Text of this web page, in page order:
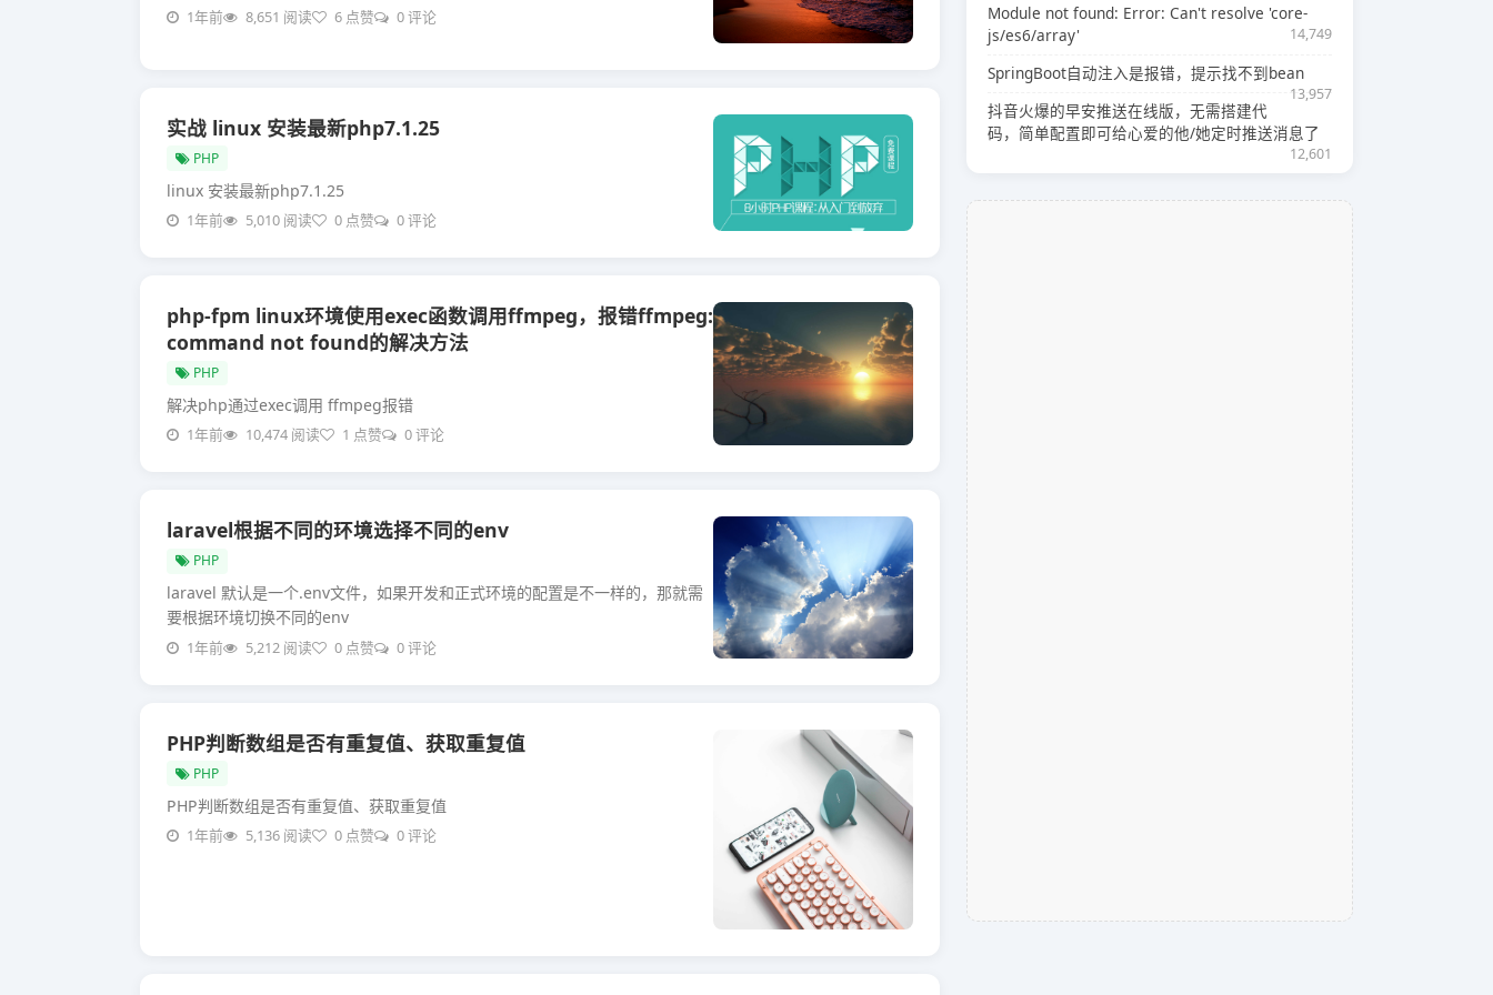
1年前 8,651 阅读 6 点赞 0 评论
实战 linux 安装最新php7.1.25
PHP
linux 安装最新php7.1.25
1年前 5,010 阅读 0 点赞 0 评论
php-fpm linux环境使用exec函数调用ffmpeg，报错ffmpeg:
command not found的解决方法
PHP
解决php通过exec调用 ffmpeg报错
1年前 10,474 阅读 1 点赞 0 评论
laravel根据不同的环境选择不同的env
PHP
laravel 默认是一个.env文件，如果开发和正式环境的配置是不一样的，那就需
要根据环境切换不同的env
1年前 5,212 阅读 0 点赞 0 评论
PHP判断数组是否有重复值、获取重复值
PHP
PHP判断数组是否有重复值、获取重复值
1年前 5,136 阅读 0 点赞 0 评论
Module not found: Error: Can't resolve 'core-
js/es6/array'
14,749
SpringBoot自动注入是报错，提示找不到bean
13,957
抖音火爆的早安推送在线版，无需搭建代
码，简单配置即可给心爱的他/她定时推送消息了
12,601